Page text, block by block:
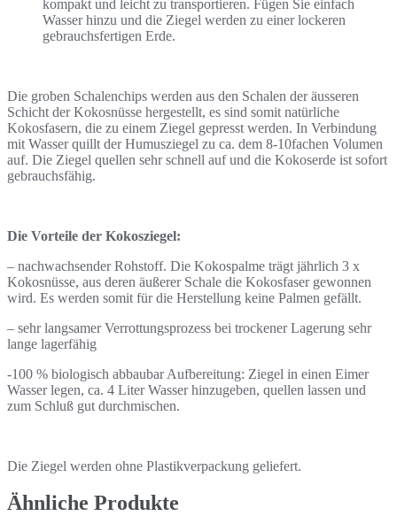
kompakt und leicht zu transportieren. Fügen Sie einfach
Wasser hinzu und die Ziegel werden zu einer lockeren
gebrauchsfertigen Erde.
Die groben Schalenchips werden aus den Schalen der äusseren
Schicht der Kokosnüsse hergestellt, es sind somit natürliche
Kokosfasern, die zu einem Ziegel gepresst werden. In Verbindung
mit Wasser quillt der Humusziegel zu ca. dem 8-10fachen Volumen
auf. Die Ziegel quellen sehr schnell auf und die Kokoserde ist sofort
gebrauchsfähig.
Die Vorteile der Kokosziegel:
– nachwachsender Rohstoff. Die Kokospalme trägt jährlich 3 x
Kokosnüsse, aus deren äußerer Schale die Kokosfaser gewonnen
wird. Es werden somit für die Herstellung keine Palmen gefällt.
– sehr langsamer Verrottungsprozess bei trockener Lagerung sehr
lange lagerfähig
-100 % biologisch abbaubar Aufbereitung: Ziegel in einen Eimer
Wasser legen, ca. 4 Liter Wasser hinzugeben, quellen lassen und
zum Schluß gut durchmischen.
Die Ziegel werden ohne Plastikverpackung geliefert.
Ähnliche Produkte